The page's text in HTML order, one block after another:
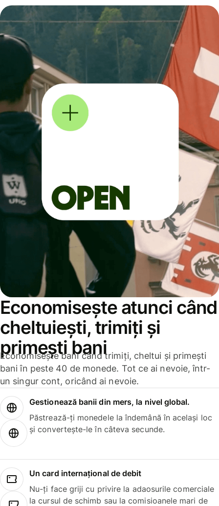
Economisește atunci când
cheltuiești, trimiți și
primești bani
Economisește bani când trimiți, cheltui și primești
bani în peste 40 de monede. Tot ce ai nevoie, într-
un singur cont, oricând ai nevoie.
Gestionează banii din mers, la nivel global.
Păstrează-ți monedele la îndemână în același loc
și convertește-le în câteva secunde.
Un card internațional de debit
Nu-ți face griji cu privire la adaosurile comerciale
la cursul de schimb sau la comisioanele mari de